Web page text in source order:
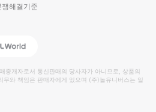
쟁해결기준
Global
중개자로서 통신판매의 당사자가 아니므로, 상품의
무와 책임은 판매자에게 있으며 (주)놀유니버스는 일